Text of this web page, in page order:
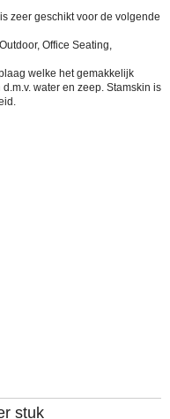
zeer geschikt voor de volgende
Office Seating,
welke het gemakkelijk
water en zeep. Stamskin is
stuk